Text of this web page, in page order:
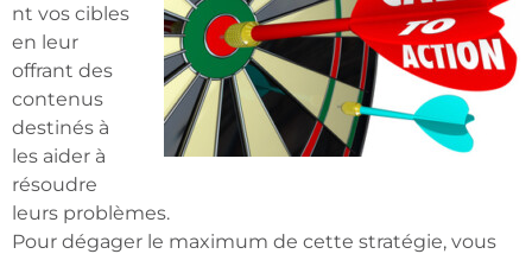
nt vos cibles
en leur
offrant des
contenus
destinés à
les aider à
résoudre
leurs problèmes.
Pour dégager le maximum de cette stratégie, vous